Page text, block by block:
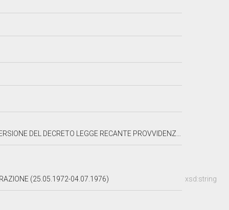
PROVVIDENZE PER LE POPOLAZIONI DEL FRIULI COLPITE DAL TERREMOTO
xsd:string
(25.05.1972-04.07.1976)